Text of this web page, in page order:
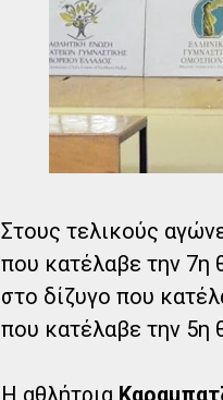
Στους τελικούς
που κατέλαβε την 7η
στο δίζυγο που
που κατέλαβε την 5η
Η αθλήτρια